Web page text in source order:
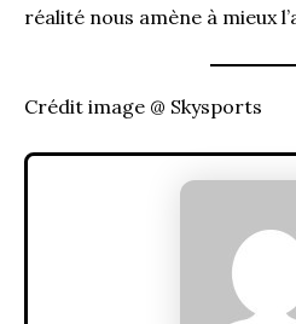
réalité nous amène à mieux
Crédit image @ Skysports